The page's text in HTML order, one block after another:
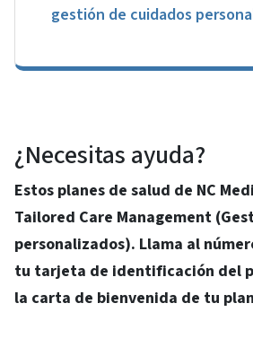
gestión de cuidados
¿Necesitas ayuda?
Estos planes de salud de NC
Tailored Care Management
personalizados). Llama al
tu tarjeta de identificación del
la carta de bienvenida de tu